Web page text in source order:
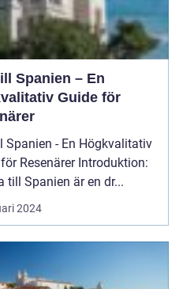
Spanien – En
Guide för
Spanien - En Högkvalitativ
Introduktion:
till Spanien är en dr...
2024